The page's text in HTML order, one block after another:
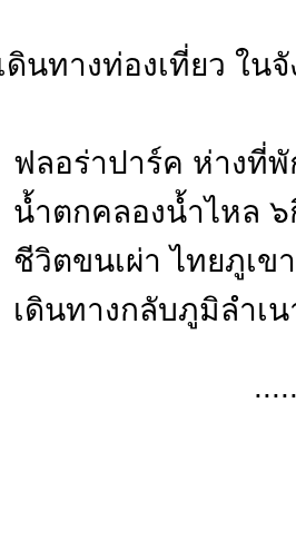
องเที่ยว ในจังห
าร์ค ห่างที่พัก
องน้ำไหล ๖
า ไทยภูเขา มา
ลับภูมิลำเนา